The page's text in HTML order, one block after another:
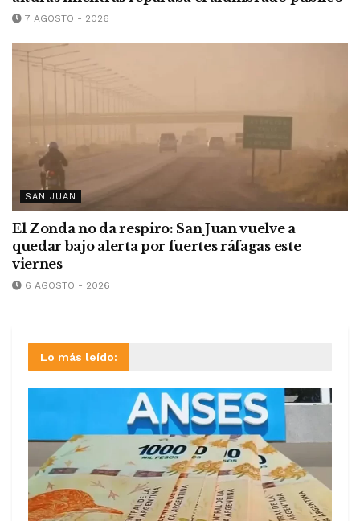
7 AGOSTO - 2026
SAN JUAN
El Zonda no da respiro: San Juan vuelve a
quedar bajo alerta por fuertes ráfagas este
viernes
6 AGOSTO - 2026
Lo más leído: